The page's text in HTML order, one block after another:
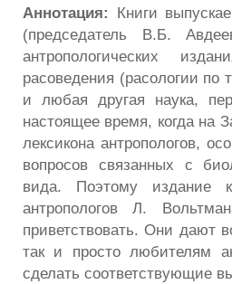
Аннотация: Книги
(председатель В.Б.
антропологических
расоведения (расологии по
и любая другая наука,
настоящее время, когда на
лексикона антропологов,
вопросов связанных с
вида. Поэтому издание
антропологов Л.
приветствовать. Они дают
так и просто любителям
сделать соответствующие